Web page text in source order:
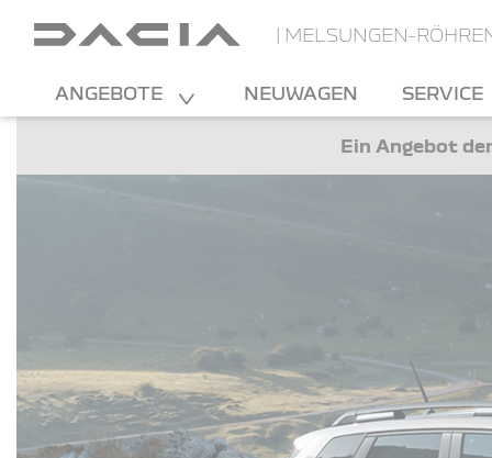
| MELSUNGEN-
ANGEBOTE NEUWAGEN SERVICE
Ein Angebot